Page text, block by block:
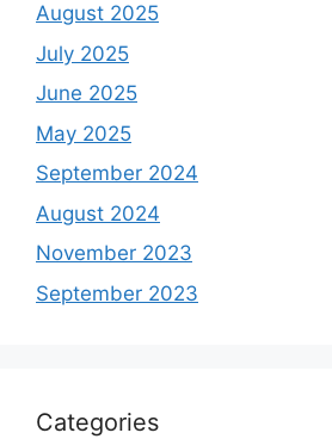
August 2025
July 2025
June 2025
May 2025
September 2024
August 2024
November 2023
September 2023
Categories